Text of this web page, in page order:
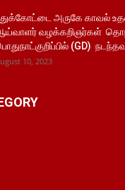
அருகே காவல்
வழக்கறிஞர்கள்
(GD)
10, 2023